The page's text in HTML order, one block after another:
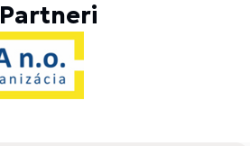
Partneri